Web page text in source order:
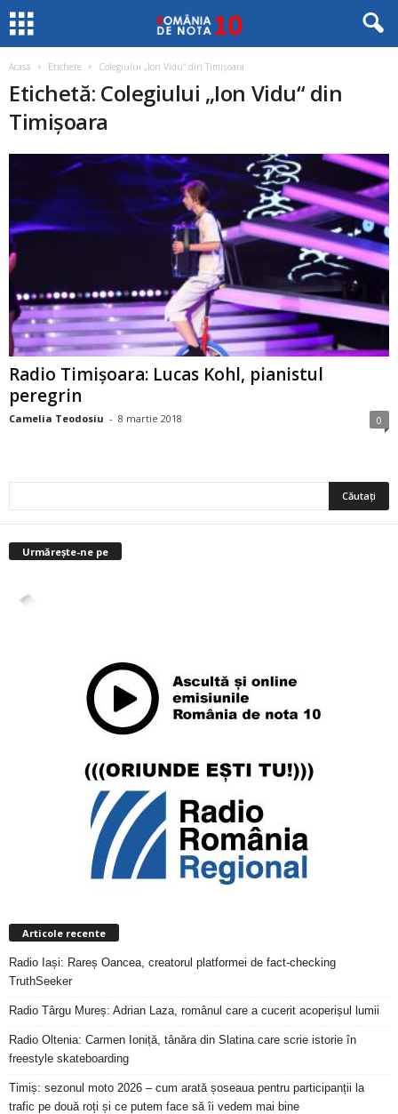
Acasă Etichete Colegiului „Ion Vidu“ din Timişoara
Etichetă: Colegiului „Ion Vidu“ din
Timişoara
Radio Timişoara: Lucas Kohl, pianistul
peregrin
Camelia Teodosiu - 8 martie 2018 0
Urmărește-ne pe
4,400
Articole recente
Radio Iași: Rareș Oancea, creatorul platformei de fact-checking
TruthSeeker
Radio Târgu Mureș: Adrian Laza, românul care a cucerit acoperișul lumii
Radio Oltenia: Carmen Ioniță, tânăra din Slatina care scrie istorie în
freestyle skateboarding
Timiș: sezonul moto 2026 – cum arată șoseaua pentru participanții la
trafic pe două roți și ce putem face să îi vedem mai bine